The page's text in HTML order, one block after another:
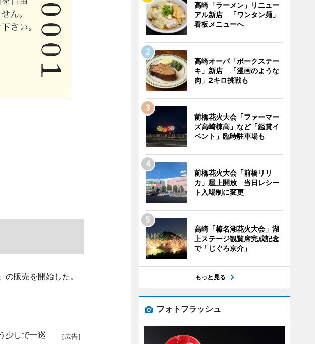
販売を開始した。
［広告］
少しで一巡
高崎「ラーメン」リニュー
アル新店 「ワンタン麺」
看板メニューへ
高崎オーパ「ポークステー
キ」新店 「漫画のような
肉」2キロ挑戦も
前橋花火大会「ファーマー
ズ高崎棟高」など「鑑賞イ
ベント」臨時駐車場も
前橋花火大会「前橋リリ
カ」屋上開放 当日レシー
ト入場制に変更
高崎「榛名湖花火大会」湖
上ステージ観覧席完成記念
で「じぐろ京介」
もっと見る
フォトフラッシュ